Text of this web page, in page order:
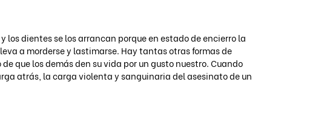
los dientes se los arrancan porque en estado de encierro la
a morderse y lastimarse. Hay tantas otras formas de
que los demás den su vida por un gusto nuestro. Cuando
atrás, la carga violenta y sanguinaria del asesinato de un